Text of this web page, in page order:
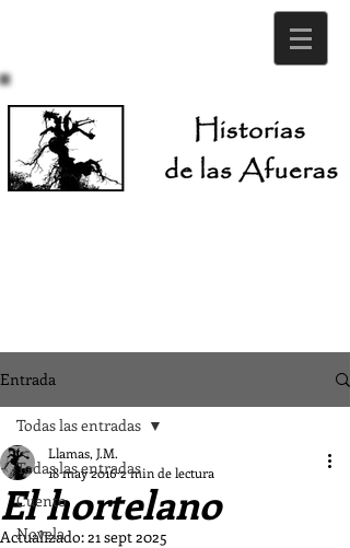
Entrada
Todas las entradas
Cuento
Novela
Todas las entradas
El hortelano
Llamas, J.M.
18 may 20162 min de lectura
Actualizado:21 sept 2025